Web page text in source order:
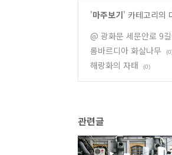
'마주보기' 카테고리의
@ 광화문 세문안로 9
롬바르디아 화살나무
해랑화의 자태 (0)
관련글